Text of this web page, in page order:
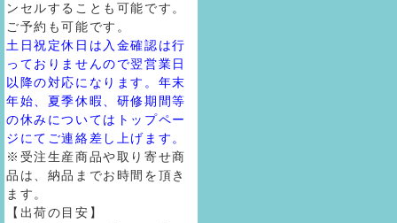
ンセルすることも可能です。
ご予約も可能です。
土日祝定休日は入金確認は行
っておりませんので翌営業日
以降の対応になります。年末
年始、夏季休暇、研修期間等
の休みについてはトップペー
ジにてご連絡差し上げます。
※受注生産商品や取り寄せ商
品は、納品までお時間を頂き
ます。
【出荷の目安】